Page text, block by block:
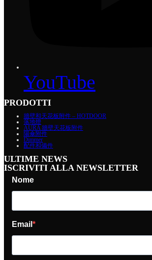
YouTube
PRODOTTI
牆壁和天花板附件 – HOTDOOR
落地燈
AURA 牆壁天花板附件
陽傘附件
Dimmer
配件和備件
ULTIME NEWS
ISCRIVITI ALLA NEWSLETTER
Nome
Email